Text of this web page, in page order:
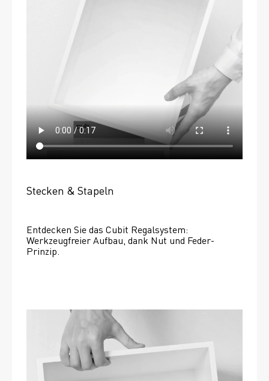
Stecken & Stapeln
Entdecken Sie das Cubit Regalsystem:
Werkzeugfreier Aufbau, dank Nut und Feder-
Prinzip.